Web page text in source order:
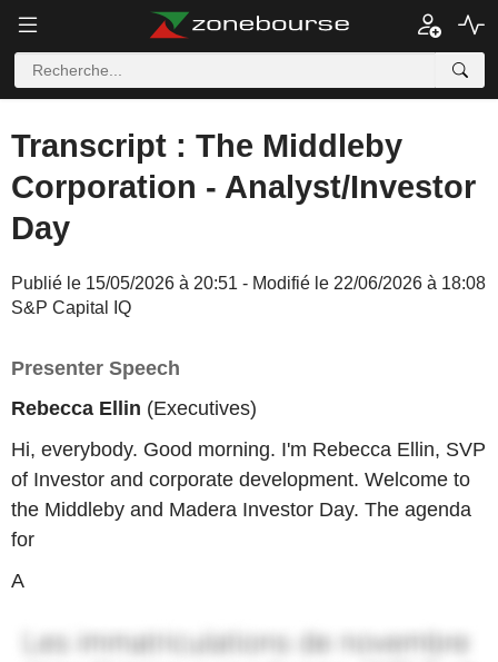
Transcript : The Middleby
Corporation - Analyst/Investor
Day
Publié le 15/05/2026 à 20:51 - Modifié le 22/06/2026 à 18:08
S&P Capital IQ
Presenter Speech
Rebecca Ellin (Executives)
Hi, everybody. Good morning. I'm Rebecca Ellin, SVP
of Investor and corporate development. Welcome to
the Middleby and Madera Investor Day. The agenda
for
A